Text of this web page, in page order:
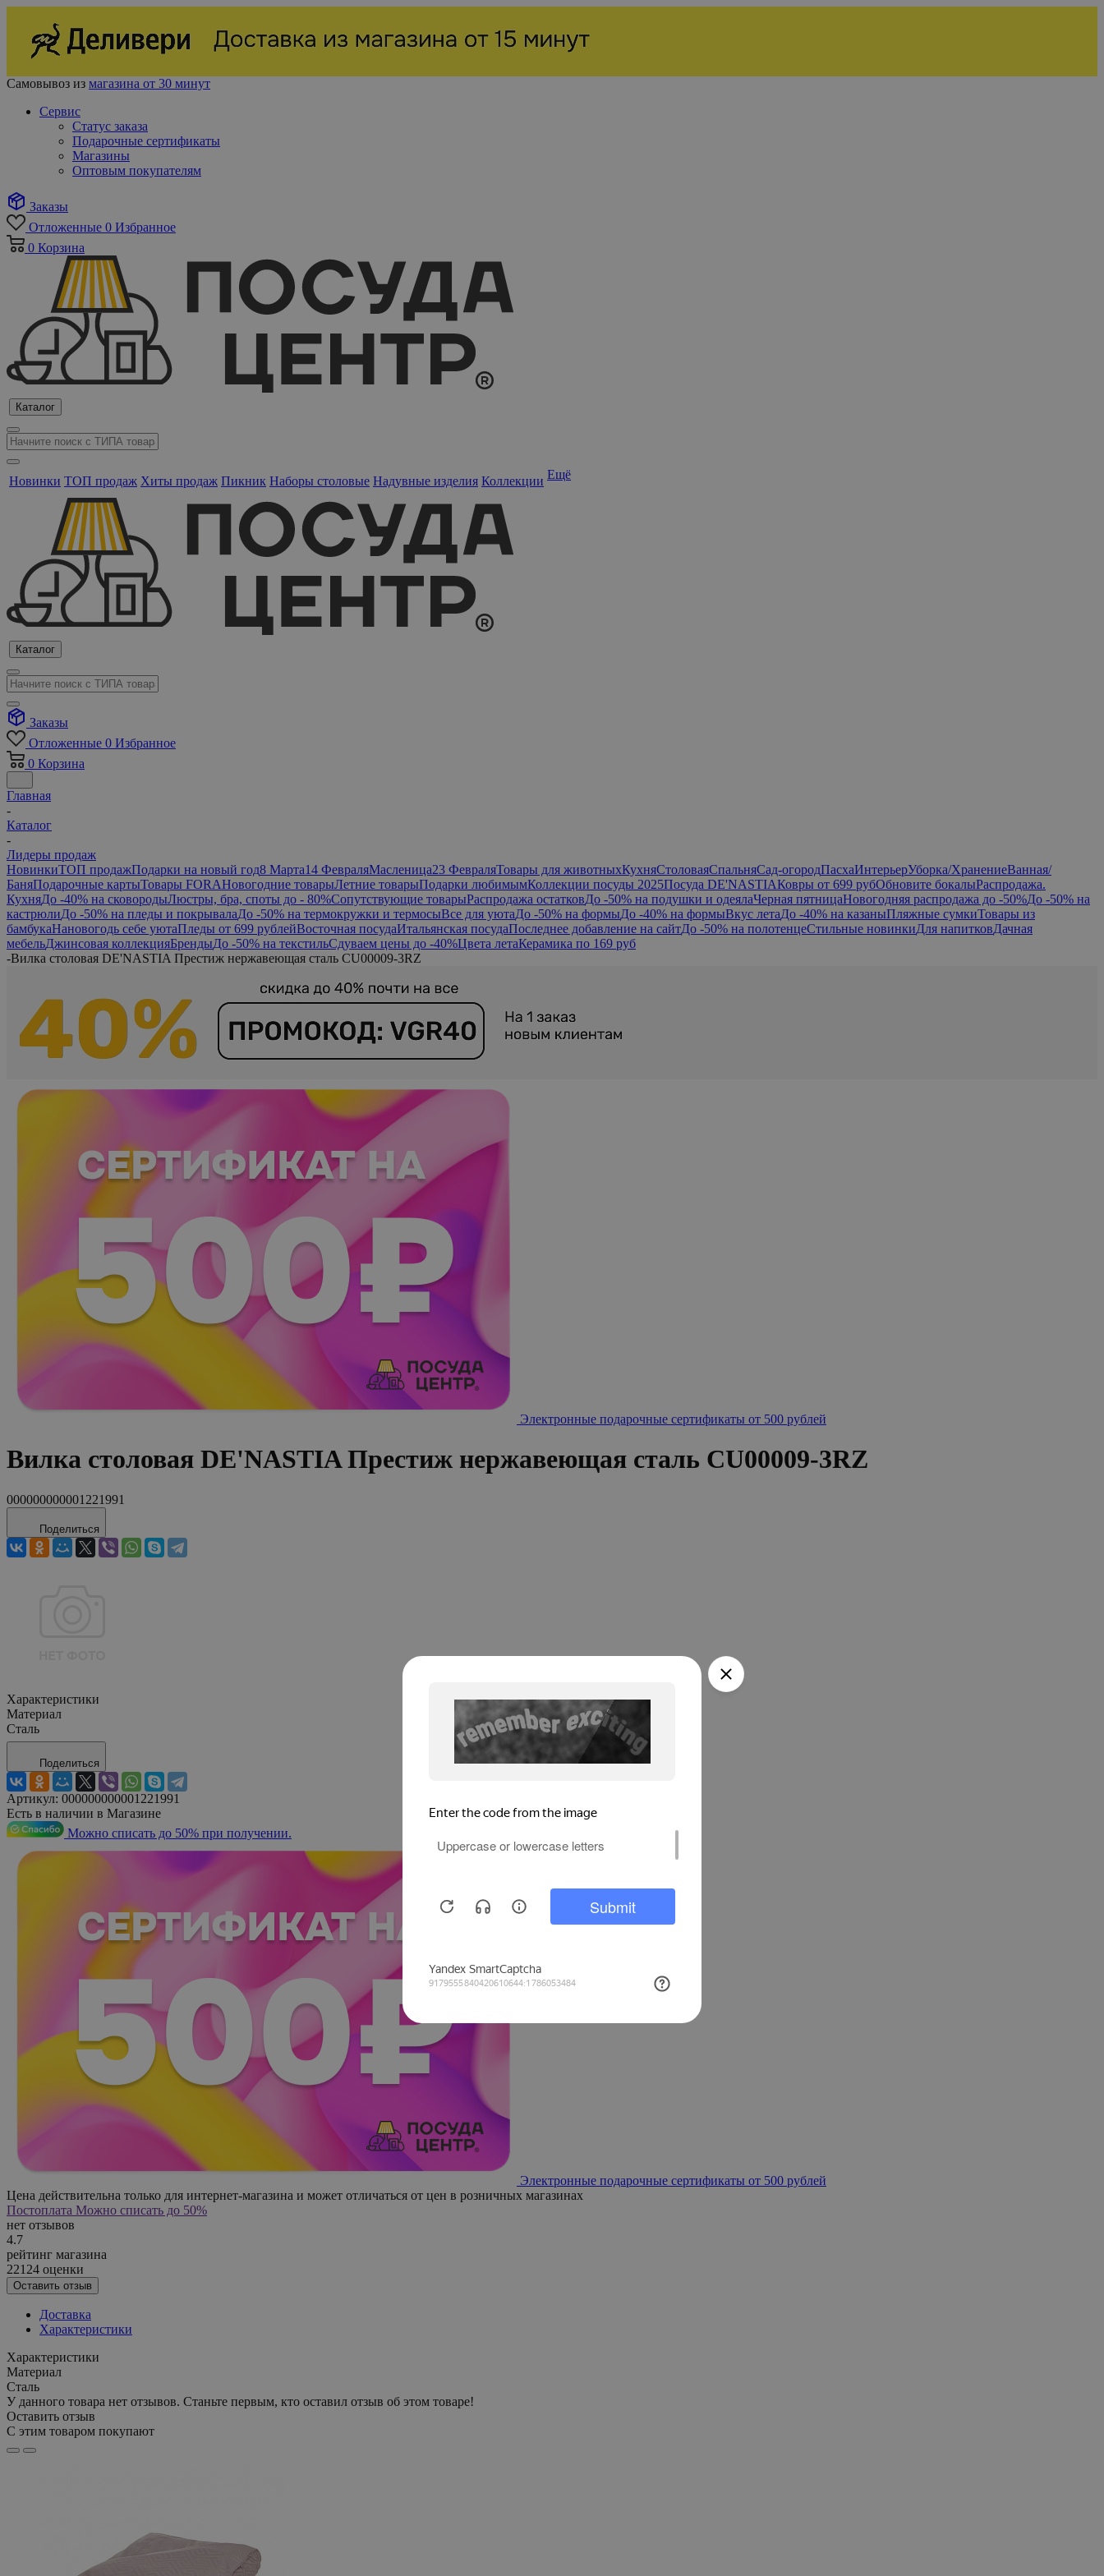
Самовывоз из магазина от 30 минут
Сервис
Статус заказа
Подарочные сертификаты
Магазины
Оптовым покупателям
Заказы
Отложенные 0 Избранное
0 Корзина
Каталог
Новинки ТОП продаж Хиты продаж Пикник Наборы столовые Надувные изделия Коллекции Ещё
Каталог
Заказы
Отложенные 0 Избранное
0 Корзина
Главная
-
Каталог
-
Лидеры продаж
НовинкиТОП продажПодарки на новый год8 Марта14 ФевраляМасленица23 ФевраляТовары для животныхКухняСтоловаяСпальняСад-огородПасхаИнтерьерУборка/ХранениеВанная/
БаняПодарочные картыТовары FORAНовогодние товарыЛетние товарыПодарки любимымКоллекции посуды 2025Посуда DE'NASTIAКовры от 699 рубОбновите бокалыРаспродажа.
КухняДо -40% на сковородыЛюстры, бра, споты до - 80%Сопутствующие товарыРаспродажа остатковДо -50% на подушки и одеялаЧерная пятницаНовогодняя распродажа до -50%До -50% на
кастрюлиДо -50% на пледы и покрывалаДо -50% на термокружки и термосыВсе для уютаДо -50% на формыДо -40% на формыВкус летаДо -40% на казаныПляжные сумкиТовары из
бамбукаНановогодь себе уютаПледы от 699 рублейВосточная посудаИтальянская посудаПоследнее добавление на сайтДо -50% на полотенцеСтильные новинкиДля напитковДачная
мебельДжинсовая коллекцияБрендыДо -50% на текстильСдуваем цены до -40%Цвета летаКерамика по 169 руб
-Вилка столовая DE'NASTIA Престиж нержавеющая сталь CU00009-3RZ
Электронные подарочные сертификаты от 500 рублей
Вилка столовая DE'NASTIA Престиж нержавеющая сталь CU00009-3RZ
000000000001221991
Поделиться
Характеристики
Материал
Сталь
Поделиться
Артикул: 000000000001221991
Есть в наличии в Магазине
Можно списать до 50% при получении.
Электронные подарочные сертификаты от 500 рублей
Цена действительна только для интернет-магазина и может отличаться от цен в розничных магазинах
Постоплата Можно списать до 50%
нет отзывов
4.7
рейтинг магазина
22124 оценки
Оставить отзыв
Доставка
Характеристики
Характеристики
Материал
Сталь
У данного товара нет отзывов. Станьте первым, кто оставил отзыв об этом товаре!
Оставить отзыв
С этим товаром покупают